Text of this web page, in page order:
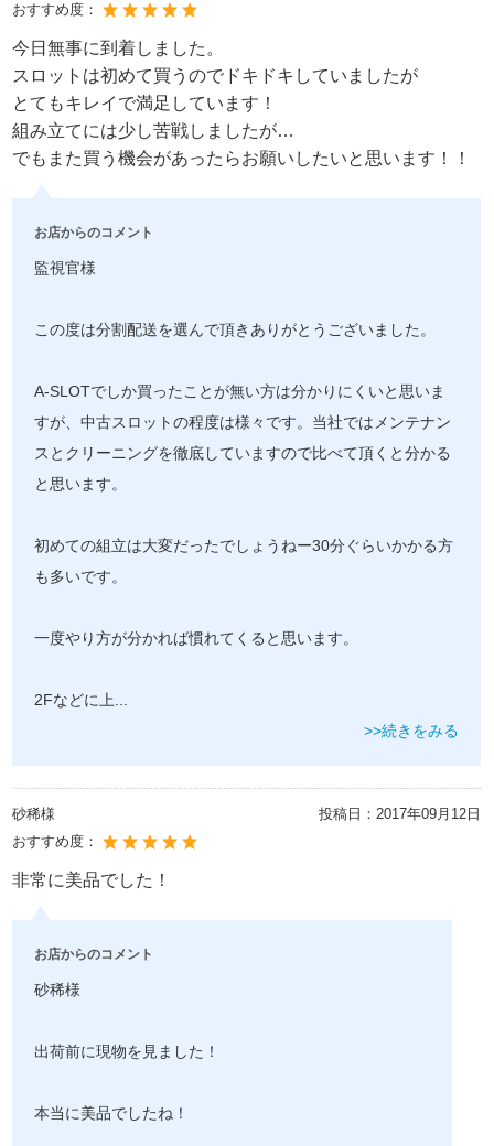
おすすめ度：
今日無事に到着しました。
スロットは初めて買うのでドキドキしていましたが
とてもキレイで満足しています！
組み立てには少し苦戦しましたが…
でもまた買う機会があったらお願いしたいと思います！！
お店からのコメント
監視官様
この度は分割配送を選んで頂きありがとうございました。
A-SLOTでしか買ったことが無い方は分かりにくいと思いま
すが、中古スロットの程度は様々です。当社ではメンテナン
スとクリーニングを徹底していますので比べて頂くと分かる
と思います。
初めての組立は大変だったでしょうねー30分ぐらいかかる方
も多いです。
一度やり方が分かれば慣れてくると思います。
2Fなどに上...
>>続きをみる
砂稀様 投稿日：2017年09月12日
おすすめ度：
非常に美品でした！
お店からのコメント
砂稀様
出荷前に現物を見ました！
本当に美品でしたね！